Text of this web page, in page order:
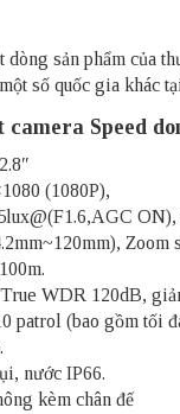
sản phẩm của
số quốc gia khác
camera Speed
(1080P),
Zoom
WDR 120dB,
patrol (bao gồm tối
nước IP66.
kèm chân đế